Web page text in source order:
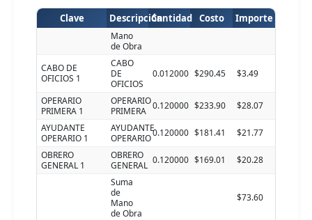
Clave DescripciónCantidad Costo Importe
Mano
de Obra
CABO DE
OFICIOS 1
CABO
DE
OFICIOS
0.012000 $290.45 $3.49
OPERARIO
PRIMERA 1
OPERARIO
PRIMERA 0.120000 $233.90
$28.07
AYUDANTE
OPERARIO 1
AYUDANTE
OPERARIO0.120000 $181.41
$21.77
OBRERO
GENERAL 1
OBRERO
GENERAL 0.120000 $169.01
$20.28
Suma
de
Mano
de Obra
$73.60